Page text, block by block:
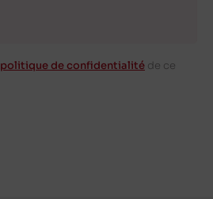
politique de confidentialité de ce